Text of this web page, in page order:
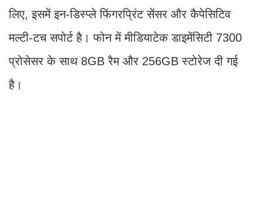
लिए, इसमें इन-डिस्प्ले फिंगरप्रिंट सेंसर और कैपेसिटिव
मल्टी-टच सपोर्ट है। फोन में मीडियाटेक डाइमेंसिटी 7300
प्रोसेसर के साथ 8GB रैम और 256GB स्टोरेज दी गई
है।